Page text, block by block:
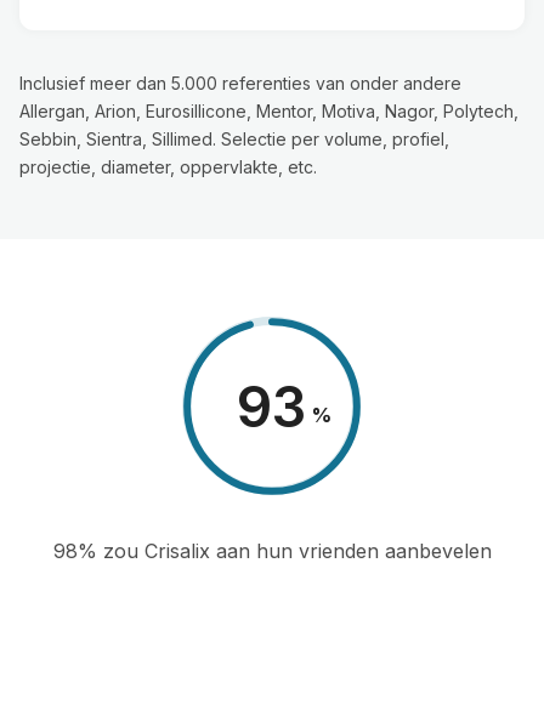
Inclusief meer dan 5.000 referenties van onder andere
Allergan, Arion, Eurosillicone, Mentor, Motiva, Nagor, Polytech,
Sebbin, Sientra, Sillimed. Selectie per volume, profiel,
projectie, diameter, oppervlakte, etc.
98 %
98% zou Crisalix aan hun vrienden aanbevelen